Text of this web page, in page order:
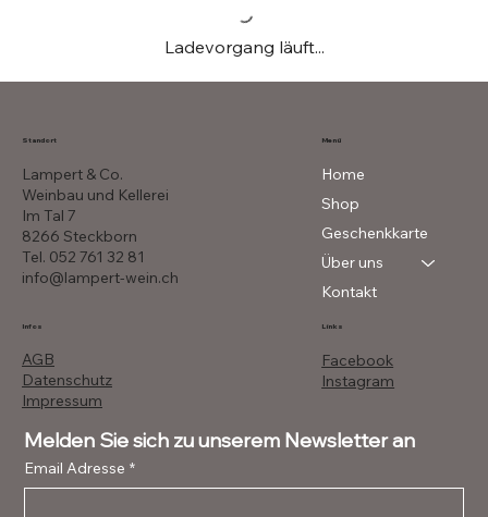
Ladevorgang läuft...
Standort
Lampert & Co.
Weinbau und Kellerei
Im Tal 7
8266 Steckborn
Tel. 052 761 32 81
info@lampert-wein.ch
Menü
Home
Shop
Geschenkkarte
Über uns
Kontakt
Infos
AGB
Datenschutz
Impressum
Links
Facebook
Instagram
Melden Sie sich zu unserem Newsletter an
Email Adresse *